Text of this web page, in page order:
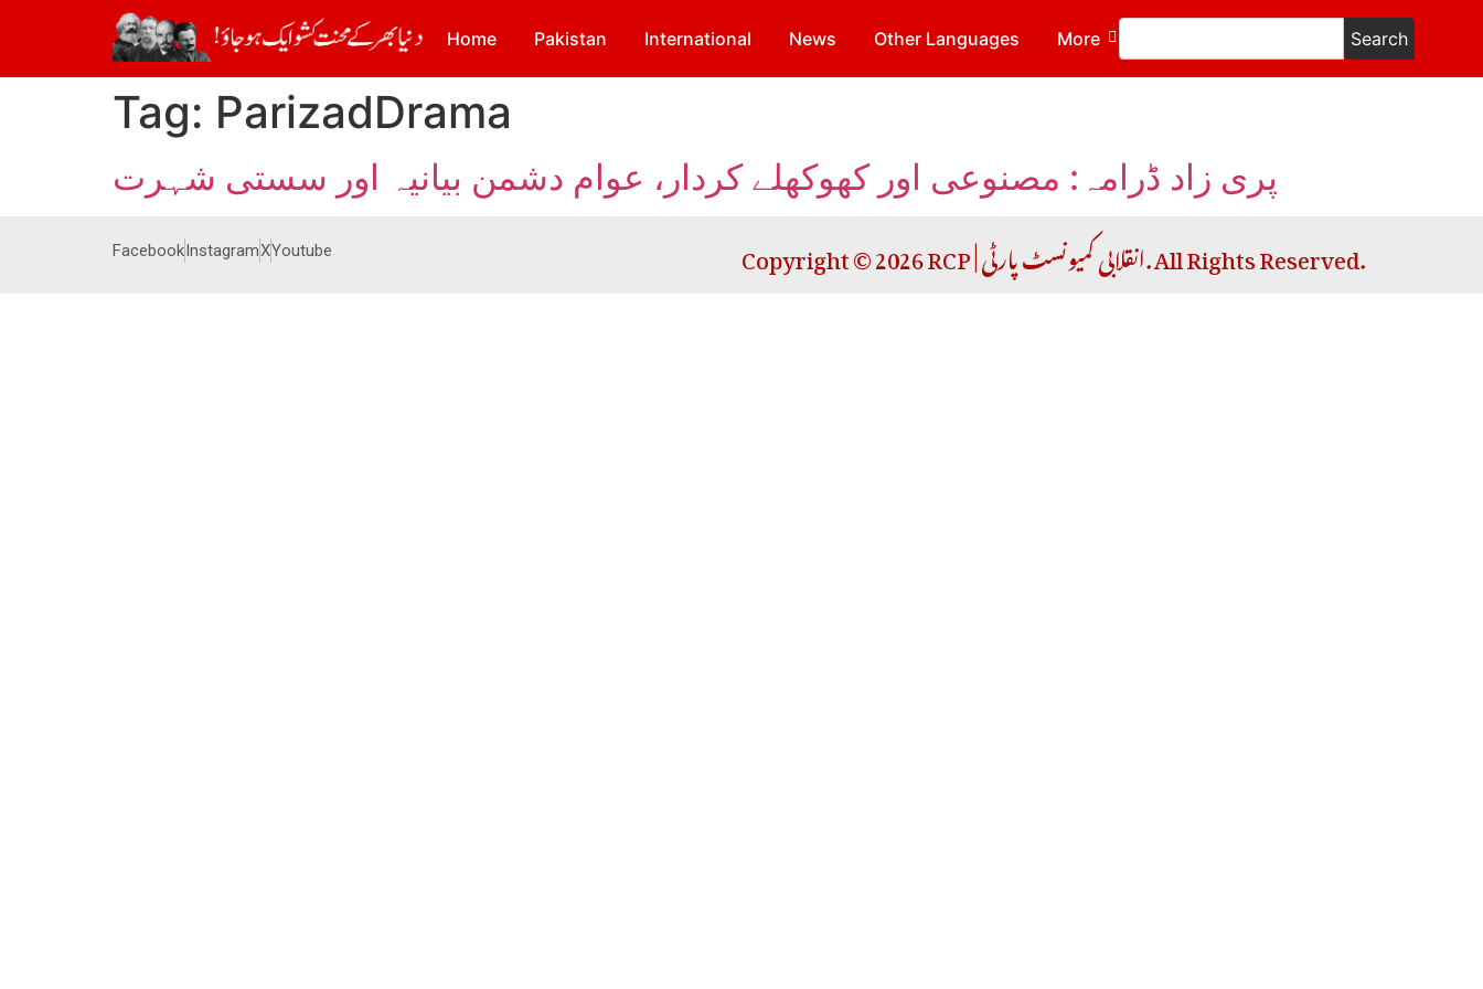
Home Pakistan International News Other Languages More Search
Tag: ParizadDrama
پری زاد ڈرامہ: مصنوعی اور کھوکھلے کردار، عوام دشمن بیانیہ اور سستی شہرت
FacebookInstagramXYoutube Copyright © 2026 RCP | انقلابی کمیونسٹ پارٹی. All Rights Reserved.